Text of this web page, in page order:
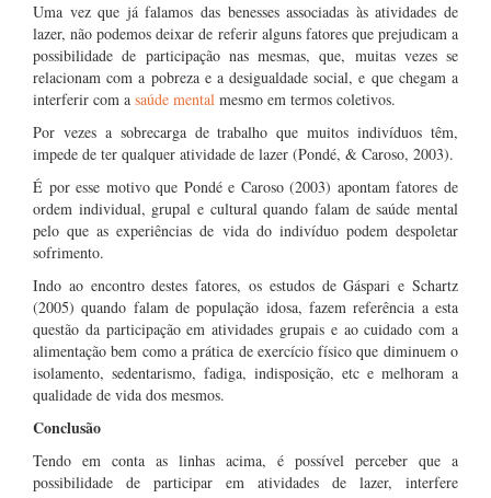
Uma vez que já falamos das benesses associadas às atividades de
lazer, não podemos deixar de referir alguns fatores que prejudicam a
possibilidade de participação nas mesmas, que, muitas vezes se
relacionam com a pobreza e a desigualdade social, e que chegam a
interferir com a saúde mental mesmo em termos coletivos.
Por vezes a sobrecarga de trabalho que muitos indivíduos têm,
impede de ter qualquer atividade de lazer (Pondé, & Caroso, 2003).
É por esse motivo que Pondé e Caroso (2003) apontam fatores de
ordem individual, grupal e cultural quando falam de saúde mental
pelo que as experiências de vida do indivíduo podem despoletar
sofrimento.
Indo ao encontro destes fatores, os estudos de Gáspari e Schartz
(2005) quando falam de população idosa, fazem referência a esta
questão da participação em atividades grupais e ao cuidado com a
alimentação bem como a prática de exercício físico que diminuem o
isolamento, sedentarismo, fadiga, indisposição, etc e melhoram a
qualidade de vida dos mesmos.
Conclusão
Tendo em conta as linhas acima, é possível perceber que a
possibilidade de participar em atividades de lazer, interfere